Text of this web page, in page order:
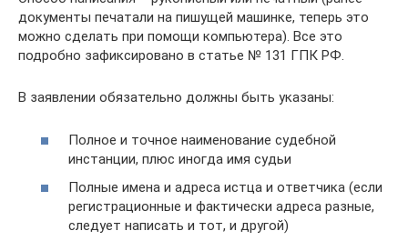
документы печатали на пишущей машинке, теперь это
можно сделать при помощи компьютера). Все это
подробно зафиксировано в статье № 131 ГПК РФ.
В заявлении обязательно должны быть указаны:
Полное и точное наименование судебной
инстанции, плюс иногда имя судьи
Полные имена и адреса истца и ответчика (если
регистрационные и фактически адреса разные,
следует написать и тот, и другой)